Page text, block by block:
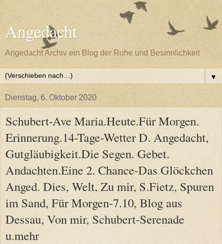
Angedacht
Angedacht Archiv ein Blog der Ruhe und Besinnlichkeit
▼
Dienstag, 6. Oktober 2020
Schubert-Ave Maria.Heute.Für Morgen.
Erinnerung.14-Tage-Wetter D. Angedacht,
Gutgläubigkeit.Die Segen. Gebet.
Andachten.Eine 2. Chance-Das Glöckchen
Anged. Dies, Welt, Zu mir, S.Fietz, Spuren
im Sand, Für Morgen-7.10, Blog aus
Dessau, Von mir, Schubert-Serenade
u.mehr